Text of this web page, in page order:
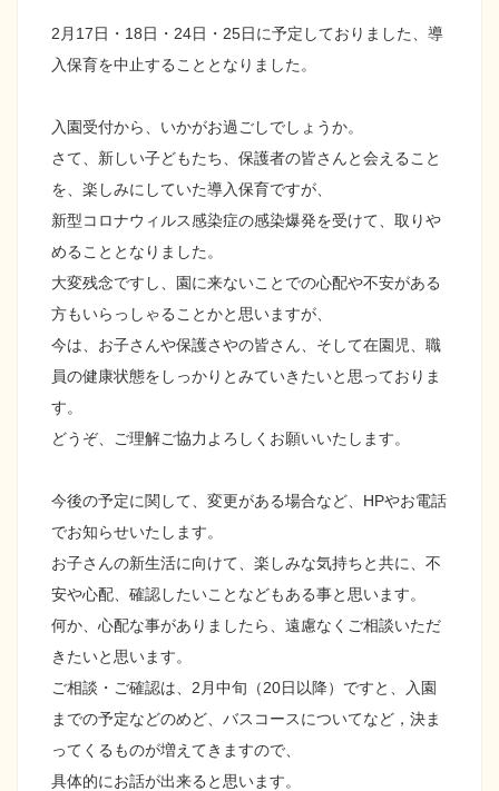
2月17日・18日・24日・25日に予定しておりました、導
入保育を中止することとなりました。
入園受付から、いかがお過ごしでしょうか。
さて、新しい子どもたち、保護者の皆さんと会えること
を、楽しみにしていた導入保育ですが、
新型コロナウィルス感染症の感染爆発を受けて、取りや
めることとなりました。
大変残念ですし、園に来ないことでの心配や不安がある
方もいらっしゃることかと思いますが、
今は、お子さんや保護さやの皆さん、そして在園児、職
員の健康状態をしっかりとみていきたいと思っておりま
す。
どうぞ、ご理解ご協力よろしくお願いいたします。
今後の予定に関して、変更がある場合など、HPやお電話
でお知らせいたします。
お子さんの新生活に向けて、楽しみな気持ちと共に、不
安や心配、確認したいことなどもある事と思います。
何か、心配な事がありましたら、遠慮なくご相談いただ
きたいと思います。
ご相談・ご確認は、2月中旬（20日以降）ですと、入園
までの予定などのめど、バスコースについてなど，決ま
ってくるものが増えてきますので、
具体的にお話が出来ると思います。